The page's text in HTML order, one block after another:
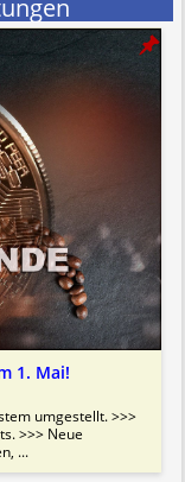
1. Mai!
umgestellt. >>>
>>> Neue
...